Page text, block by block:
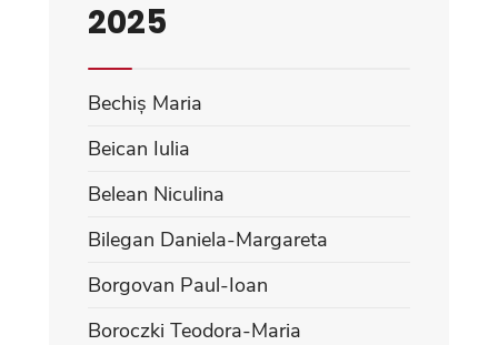
2025
Bechiș Maria
Beican Iulia
Belean Niculina
Bilegan Daniela-Margareta
Borgovan Paul-Ioan
Boroczki Teodora-Maria